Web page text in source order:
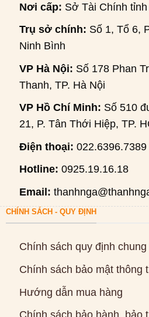
Nơi cấp: Sở Tài Chính
Trụ sở chính: Số 1, Tổ 6,
Ninh Bình
VP Hà Nội: Số 178 Phan
Thanh, TP. Hà Nội
VP Hồ Chí Minh: Số 510
21, P. Tân Thới Hiệp, TP.
Điện thoại: 022.6396.7389
Hotline: 0925.19.16.18
Email:
CHÍNH SÁCH - QUY ĐỊNH
Chính sách quy định chung
Chính sách bảo mật thông
Hướng dẫn mua hàng